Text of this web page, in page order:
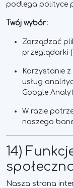
podlega polityce
Twój wybór:
Zarządzać
przeglądarki
Korzystanie
usług
Google
W razie
naszego
14)
Nasza strona